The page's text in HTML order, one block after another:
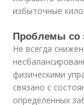
избыточные
Проблемы со
Не всегда
физическими
связано с
определенных